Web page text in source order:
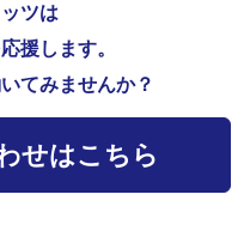
ツは
援します。
てみませんか？
せはこちら